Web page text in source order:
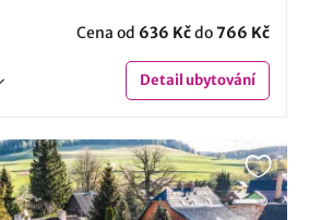
Cena od 636 Kčdo766 Kč
Detailubytování